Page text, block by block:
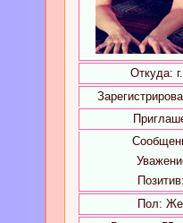
Откуда:
Позитив:
Пол: